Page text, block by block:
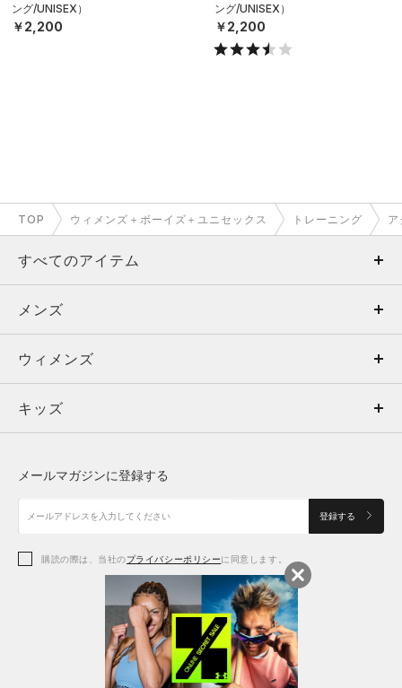
ング/UNISEX）
￥2,200
ング/UNISEX）
￥2,200
TOP ウィメンズ＋ボーイズ＋ユニセックス トレーニング
すべてのアイテム
メンズ
ウィメンズ
キッズ
アクセサリー
メンズ
トップス
ボトムス
アクセサリー
ウィメンズ
トップス
シューズ
アクセサリー
レギンス＆タイツ
キッズ
シューズ
メールマガジンに登録する
登録する
購読の際は、当社のプライバシーポリシーに同意します。